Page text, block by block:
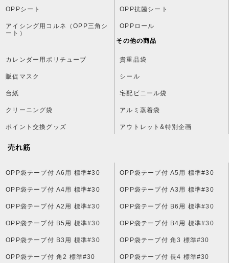
セキュリティーテープ付きOPP袋
クリーニング袋
カレンダー用ポリチューブ
シール
PM2.5マスク
ポイント交換グッズ
配布中 のぼり
お札用OPP袋
OPPシート OPP抗菌シート
アイシング用コルネ（OPP三角シ
ート）
OPPロール
その他の商品
カレンダー用ポリチューブ 貴重品袋
販促マスク シール
台紙 宅配ビニール袋
クリーニング袋 アルミ蒸着袋
ポイント交換グッズ アウトレット&特別企画
売れ筋
OPP袋テープ付 A6用 標準#30 OPP袋テープ付 A5用 標準#30
OPP袋テープ付 A4用 標準#30 OPP袋テープ付 A3用 標準#30
OPP袋テープ付 A2用 標準#30 OPP袋テープ付 B6用 標準#30
OPP袋テープ付 B5用 標準#30 OPP袋テープ付 B4用 標準#30
OPP袋テープ付 B3用 標準#30 OPP袋テープ付 角3 標準#30
OPP袋テープ付 角2 標準#30 OPP袋テープ付 長4 標準#30